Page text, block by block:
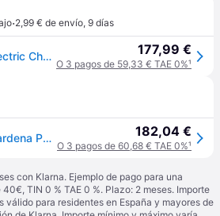
·2,99 € de envío, 9 días
Gardena Powersaw Electric Chainsaw Without Battery Plateado One Size / EU Plug 220V 177,99 €
O 3 pagos de 59,33 € TAE 0%¹
Motosierra Eléctrica Gardena Powersaw Negra 8 M/s 25cm 182,04 €
O 3 pagos de 60,68 € TAE 0%¹
con Klarna. Ejemplo de pago para una
TIN 0 % TAE 0 %. Plazo: 2 meses. Importe
válido para residentes en España y mayores de